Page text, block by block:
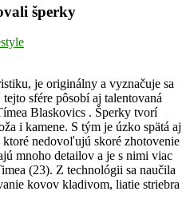
šperky
je originálny a vyznačuje sa
sfére pôsobí aj talentovaná
Blaskovics . Šperky tvorí
i kamene. S tým je úzko spätá aj
nedovoľujú skoré zhotovenie
mnoho detailov a je s nimi viac
(23). Z technológii sa naučila
kovov kladivom, liatie striebra